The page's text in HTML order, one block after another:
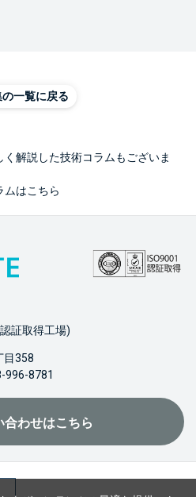
の一覧に戻る
解説した技術コラムもございま
ムはこちら
証取得工場)
目358
996-8781
合わせはこちら